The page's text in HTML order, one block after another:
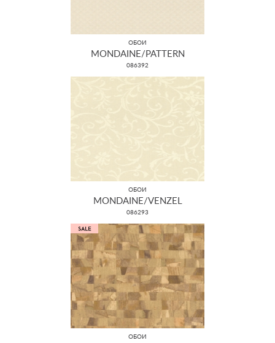
ОБОИ
MONDAINE/PATTERN
086392
ОБОИ
MONDAINE/VENZEL
086293
ОБОИ